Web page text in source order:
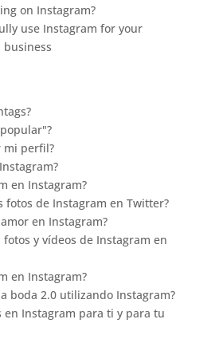
on Instagram?
use Instagram for your
mi perfil?
en Instagram?
fotos de Instagram en Twitter?
en Instagram?
y vídeos de Instagram en
en Instagram?
boda 2.0 utilizando Instagram?
en Instagram para ti y para tu